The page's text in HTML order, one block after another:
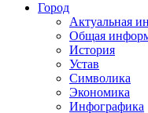
Город
Актуальная
Общая
История
Устав
Символика
Экономика
Инфографика